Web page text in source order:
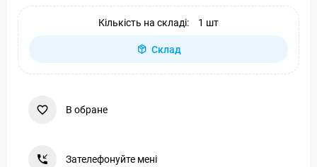
Кількість на складі: 1 шт
Склад
В обране
Зателефонуйте мені